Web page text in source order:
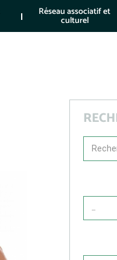
Réseau associatif et
culturel
...